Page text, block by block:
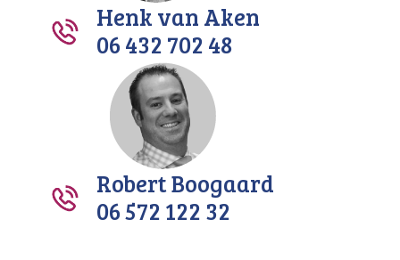
Henk van Aken
06 432 702 48
Robert Boogaard
06 572 122 32